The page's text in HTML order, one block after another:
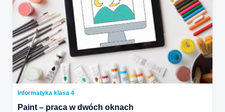
Informatyka klasa 4
Paint – praca w dwóch oknach